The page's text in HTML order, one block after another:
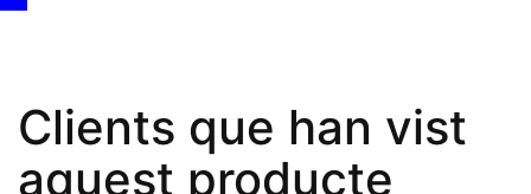
Clients que han vist
aquest producte